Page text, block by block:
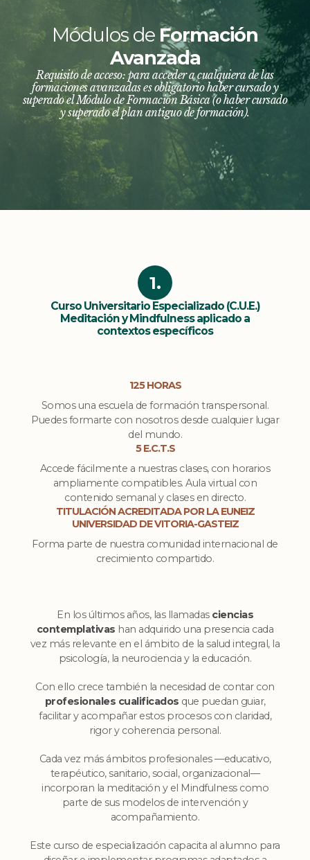
Módulos de Formación
Avanzada
Requisito de acceso: para acceder a cualquiera de las
formaciones avanzadas es obligatorio haber cursado y
superado el Módulo de Formación Básica (o haber cursado
y superado el plan antiguo de formación).
1.
Curso Universitario Especializado (C.U.E.)
Meditación y Mindfulness aplicado a
contextos específicos
125 HORAS
Somos una escuela de formación transpersonal.
Puedes formarte con nosotros desde cualquier lugar
del mundo.
5 E.C.T.S
Accede fácilmente a nuestras clases, con horarios
ampliamente compatibles. Aula virtual con
contenido semanal y clases en directo.
TITULACIÓN ACREDITADA POR LA EUNEIZ
UNIVERSIDAD DE VITORIA-GASTEIZ
Forma parte de nuestra comunidad internacional de
crecimiento compartido.
En los últimos años, las llamadas ciencias
contemplativas han adquirido una presencia cada
vez más relevante en el ámbito de la salud integral, la
psicología, la neurociencia y la educación.
Con ello crece también la necesidad de contar con
profesionales cualificados que puedan guiar,
facilitar y acompañar estos procesos con claridad,
rigor y coherencia personal.
Cada vez más ámbitos profesionales —educativo,
terapéutico, sanitario, social, organizacional—
incorporan la meditación y el Mindfulness como
parte de sus modelos de intervención y
acompañamiento.
Este curso de especialización capacita al alumno para